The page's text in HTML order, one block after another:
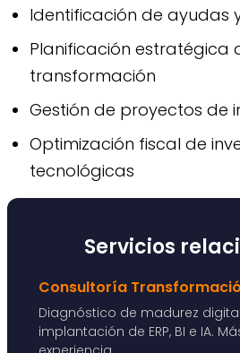
Identificación de ayudas
Planificación estratégica
transformación
Gestión de proyectos de
Optimización fiscal de
tecnológicas
Servicios
Consultoría
Diagnóstico de madurez
implantación de ERP, BI e IA.